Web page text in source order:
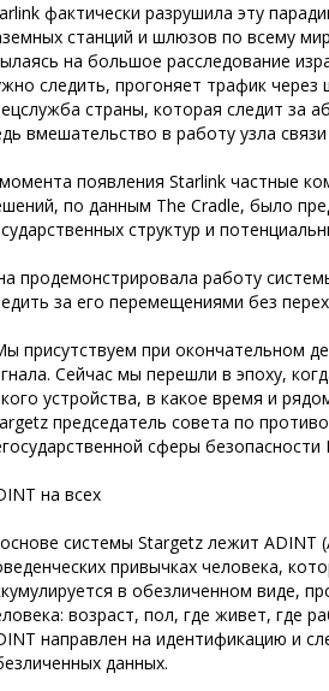
фактически разрушила эту
станций и шлюзов по всему
на большое расследование
следить, прогоняет трафик
страны, которая следит за
вмешательство в работу узла
появления Starlink частные
по данным The Cradle, было
структур и
продемонстрировала работу
за его перемещениями без
присутствуем при окончательном
Сейчас мы перешли в эпоху,
устройства, в какое время и
председатель совета по
сферы
на всех
системы Stargetz лежит ADINT
привычках человека,
в обезличенном виде,
возраст, пол, где живет, где
направлен на идентификацию и
данных.